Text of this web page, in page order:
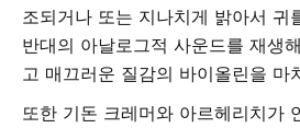
조되거나 또는 지나치게 밝아서
반대의 아날로그적 사운드를 재생
고 매끄러운 질감의 바이올린을
또한 기돈 크레머와 아르헤리치가